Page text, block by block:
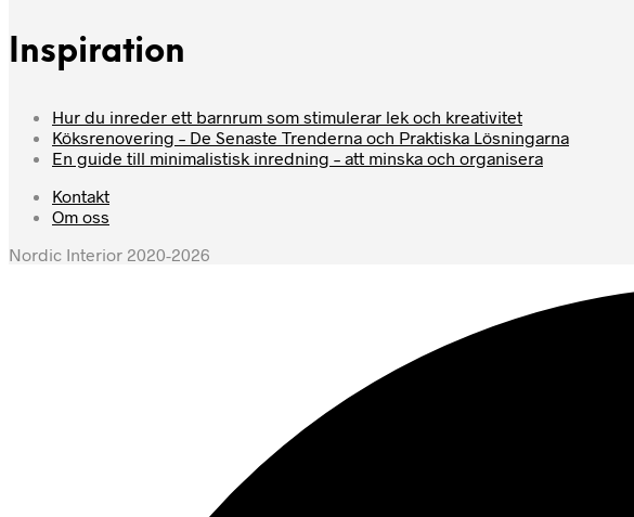
Inspiration
Hur du inreder ett barnrum som stimulerar lek och kreativitet
Köksrenovering – De Senaste Trenderna och Praktiska Lösningarna
En guide till minimalistisk inredning – att minska och organisera
Kontakt
Om oss
Nordic Interior 2020-2026